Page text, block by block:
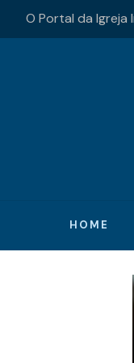
O Portal da Igreja
HOME